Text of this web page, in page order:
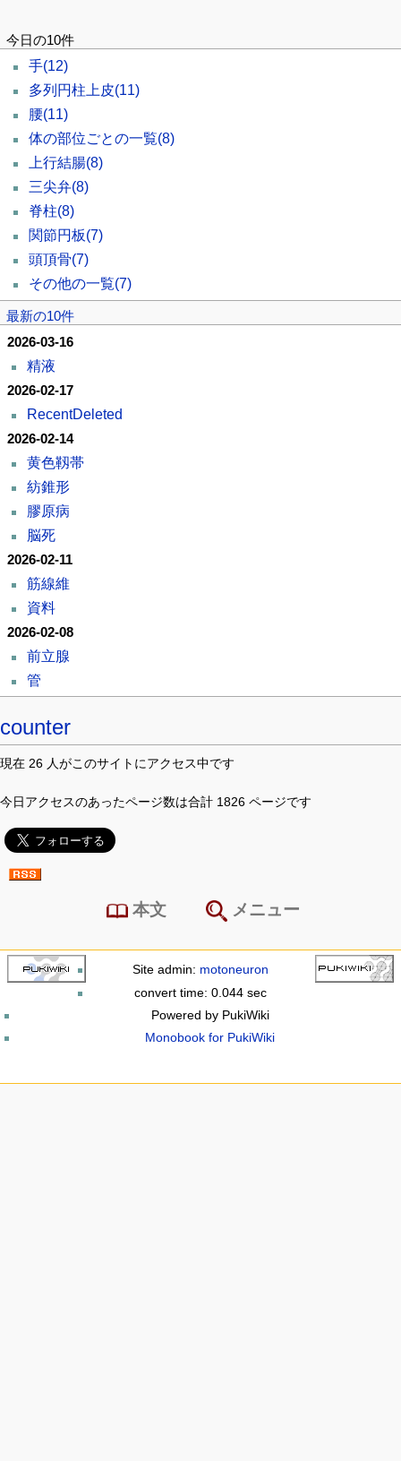
今日の10件
手(12)
多列円柱上皮(11)
腰(11)
体の部位ごとの一覧(8)
上行結腸(8)
三尖弁(8)
脊柱(8)
関節円板(7)
頭頂骨(7)
その他の一覧(7)
最新の10件
2026-03-16
精液
2026-02-17
RecentDeleted
2026-02-14
黄色靱帯
紡錐形
膠原病
脳死
2026-02-11
筋線維
資料
2026-02-08
前立腺
管
counter
現在 26 人がこのサイトにアクセス中です
今日アクセスのあったページ数は合計 1826 ページです
本文 メニュー
Site admin: motoneuron
convert time: 0.044 sec
Powered by PukiWiki
Monobook for PukiWiki